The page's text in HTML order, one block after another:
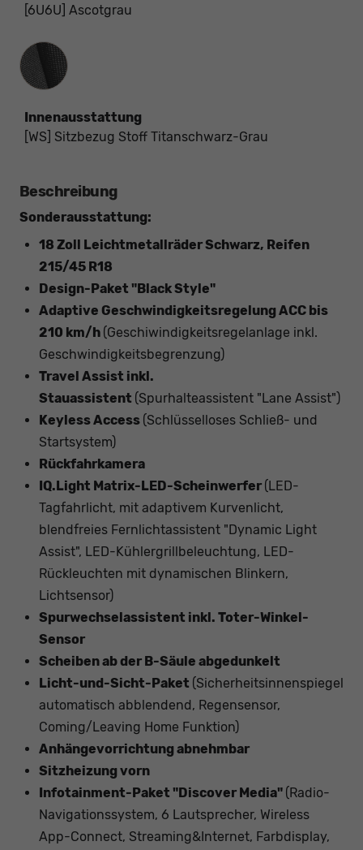
[6U6U] Ascotgrau
Innenausstattung
Innenausstattung
[WS] Sitzbezug Stoff Titanschwarz-Grau
Beschreibung
Sonderausstattung:
18 Zoll Leichtmetallräder Schwarz, Reifen
215/45 R18
Design-Paket "Black Style"
Adaptive Geschwindigkeitsregelung ACC bis
210 km/h (Geschiwindigkeitsregelanlage inkl.
Geschwindigkeitsbegrenzung)
Travel Assist inkl.
Stauassistent (Spurhalteassistent "Lane Assist")
Keyless Access (Schlüsselloses Schließ- und
Startsystem)
Rückfahrkamera
IQ.Light Matrix-LED-Scheinwerfer (LED-
Tagfahrlicht, mit adaptivem Kurvenlicht,
blendfreies Fernlichtassistent "Dynamic Light
Assist", LED-Kühlergrillbeleuchtung, LED-
Rückleuchten mit dynamischen Blinkern,
Lichtsensor)
Spurwechselassistent inkl. Toter-Winkel-
Sensor
Scheiben ab der B-Säule abgedunkelt
Licht-und-Sicht-Paket (Sicherheitsinnenspiegel
automatisch abblendend, Regensensor,
Coming/Leaving Home Funktion)
Anhängevorrichtung abnehmbar
Sitzheizung vorn
Infotainment-Paket "Discover Media" (Radio-
Navigationssystem, 6 Lautsprecher, Wireless
App-Connect, Streaming&Internet, Farbdisplay,